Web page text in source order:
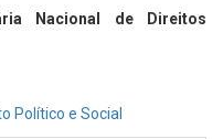
Nacional de Direitos
Político e Social